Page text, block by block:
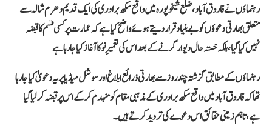
رہنماؤں نے فاروق آباد، ضلع شیخوپورہ میں واقع سکھ برادری کی ایک قدیم دھرم شالہ سے
متعلق بھارتی دعوؤں کو بے بنیاد قرار دیتے ہوئے واضح کیا ہے کہ عمارت پر کسی قسم کا قبضہ
نہیں کیا گیا، بلکہ خستہ حال دیوار گرنے کے بعد اس کی تعمیرِ نو کا آغاز کیا جا رہا ہے
رہنماؤں کے مطابق گزشتہ چند روز سے بھارتی ذرائع ابلاغ اور سوشل میڈیا پر یہ دعویٰ کیا جا رہا
تھا کہ فاروق آباد میں واقع سکھ برادری کے مذہبی مقام کو منہدم کر کے اس پر قبضہ کر لیا گیا
ہے، تاہم زمینی حقائق اس دعوے کی تردید کرتے ہیں۔